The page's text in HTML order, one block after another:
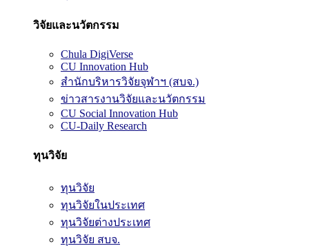
วิจัยและนวัตกรรม
Chula DigiVerse
CU Innovation Hub
สำนักบริหารวิจัยจุฬาฯ (สบจ.)
ข่าวสารงานวิจัยและนวัตกรรม
CU Social Innovation Hub
CU-Daily Research
ทุนวิจัย
ทุนวิจัย
ทุนวิจัยในประเทศ
ทุนวิจัยต่างประเทศ
ทุนวิจัย สบจ.